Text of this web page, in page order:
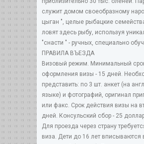
ПРАВИЛА ВЪЕЗДА
Визовый режим. Минимальный
оформления визы - 15 дней.
представить: по 3 шт. анкет (на
языке) и фотографий, оригинал
или факс. Срок действия визы на
дней. Консульский сбор - 25
Для проезда через страну
виза. Дети до 16 лет вписываются